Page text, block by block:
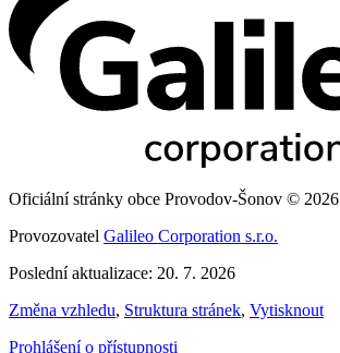
Oficiální stránky obce Provodov-Šonov © 2026
Provozovatel Galileo Corporation s.r.o.
Poslední aktualizace: 20. 7. 2026
Změna vzhledu, Struktura stránek, Vytisknout
Prohlášení o přístupnosti